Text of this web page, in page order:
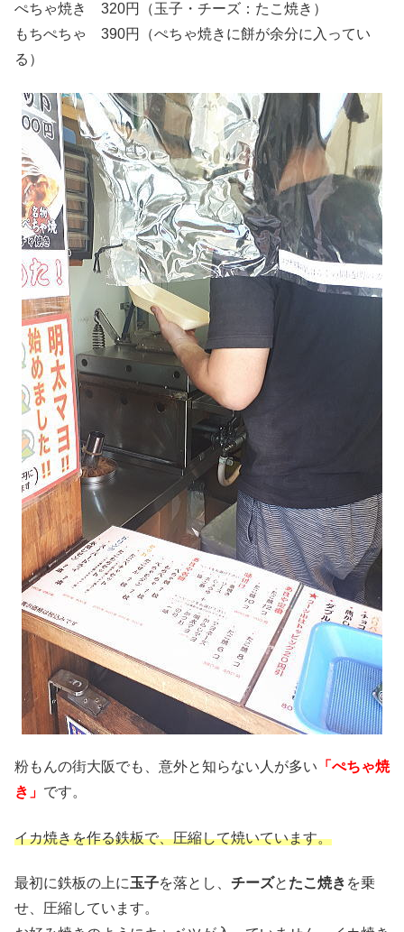
ぺちゃ焼き 320円（玉子・チーズ：たこ焼き）
もちぺちゃ 390円（ぺちゃ焼きに餅が余分に入ってい
る）
粉もんの街大阪でも、意外と知らない人が多い 「ぺちゃ焼
き」 です。
イカ焼きを作る鉄板で、圧縮して焼いています。
最初に鉄板の上に玉子を落とし、 チーズと たこ焼き を乗
せ、圧縮しています。